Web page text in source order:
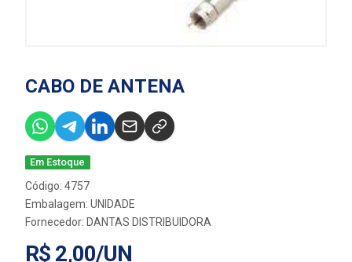
CABO DE ANTENA
Em Estoque
Código: 4757
Embalagem: UNIDADE
Fornecedor: DANTAS DISTRIBUIDORA
R$ 2,00/UN